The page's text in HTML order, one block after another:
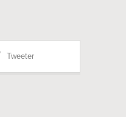
Tweeter